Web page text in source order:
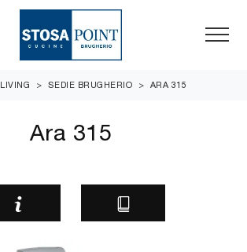
LIVING > SEDIE BRUGHERIO > ARA 315
Ara 315